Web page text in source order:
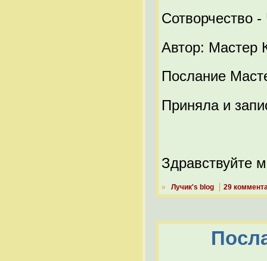
Сотворчество -
Автор: Мастер
Послание
Приняла и
Здравствуйте
» Лучик's blog 29